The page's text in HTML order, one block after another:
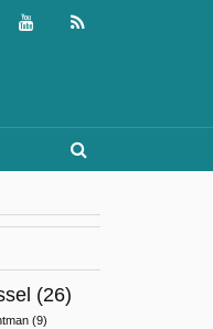
(26)
(9)